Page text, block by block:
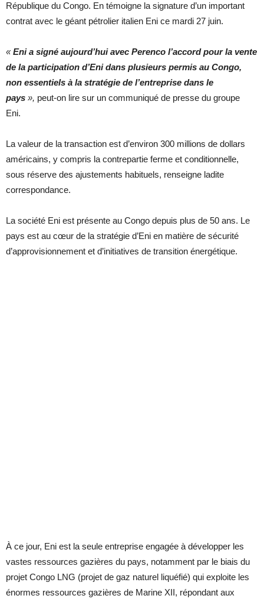
République du Congo. En témoigne la signature d’un important
contrat avec le géant pétrolier italien Eni ce mardi 27 juin.
«Eni a signé aujourd’hui avec Perenco l’accord pour la vente
de la participation d’Eni dans plusieurs permis au Congo,
non essentiels à la stratégie de l’entreprise dans le
pays », peut-on lire sur un communiqué de presse du groupe
Eni.
La valeur de la transaction est d’environ 300 millions de dollars
américains, y compris la contrepartie ferme et conditionnelle,
sous réserve des ajustements habituels, renseigne ladite
correspondance.
La société Eni est présente au Congo depuis plus de 50 ans. Le
pays est au cœur de la stratégie d’Eni en matière de sécurité
d’approvisionnement et d’initiatives de transition énergétique.
À ce jour, Eni est la seule entreprise engagée à développer les
vastes ressources gazières du pays, notamment par le biais du
projet Congo LNG (projet de gaz naturel liquéfié) qui exploite les
énormes ressources gazières de Marine XII, répondant aux